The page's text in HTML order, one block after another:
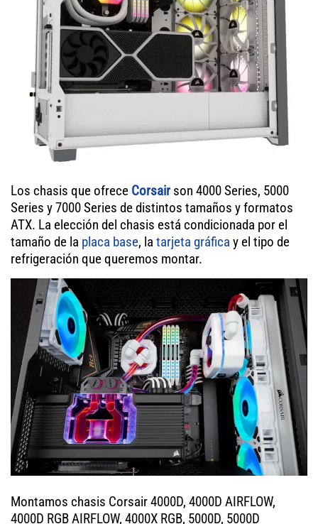
Los chasis que ofrece Corsairson 4000 Series, 5000
Series y 7000 Series de distintos tamaños y formatos
ATX. La elección del chasis está condicionada por el
tamaño de la placa base, la tarjeta gráfica y el tipo de
refrigeración que queremos montar.
Montamos chasis Corsair 4000D, 4000D AIRFLOW,
4000D RGB AIRFLOW, 4000X RGB, 5000D, 5000D